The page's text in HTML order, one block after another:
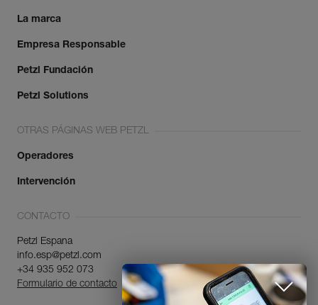
La marca
Empresa Responsable
Petzl Fundación
Petzl Solutions
OTRAS PÁGINAS WEB PETZL
Operadores
Intervención
CONTACTO
Petzl Espana
info.esp@petzl.com
+34 935 952 073
Formulario de contacto